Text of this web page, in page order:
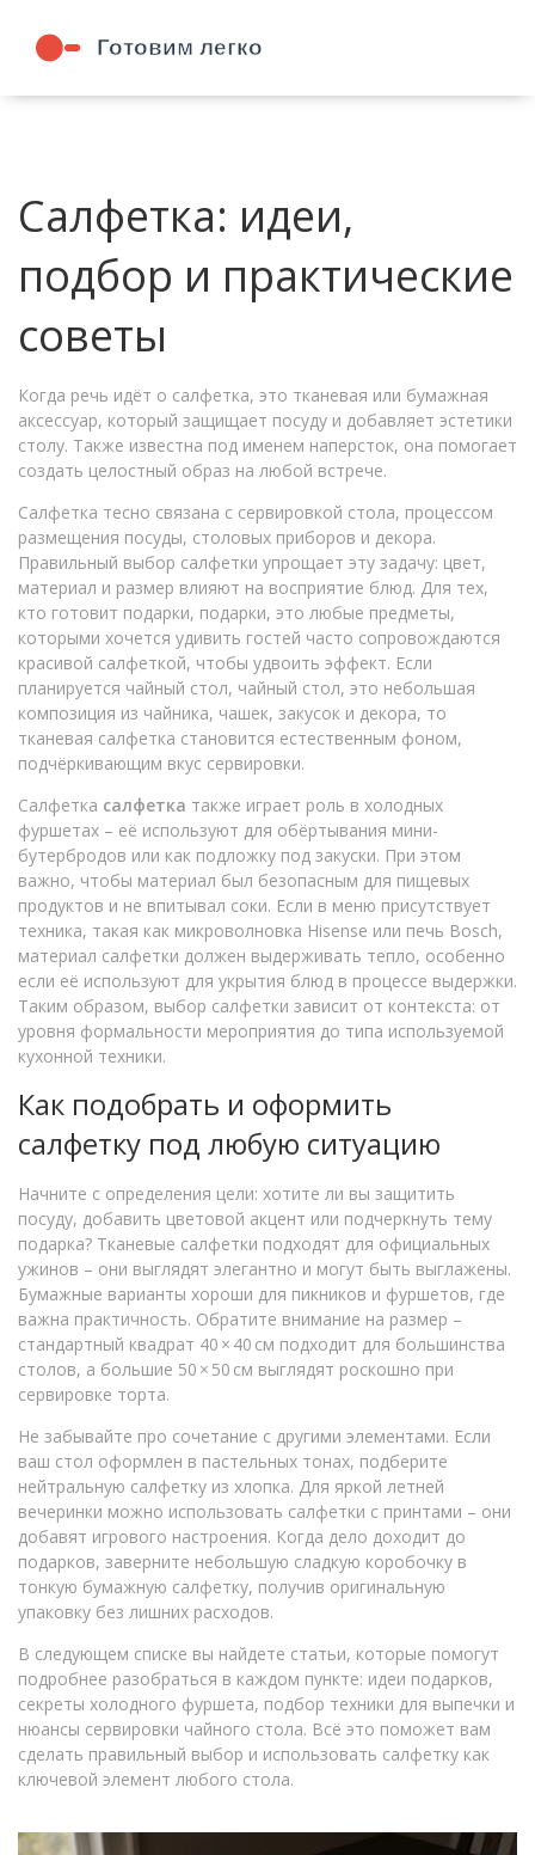
Салфетка: идеи,
подбор и практические
советы
Когда речь идёт о салфетка, это тканевая или бумажная
аксессуар, который защищает посуду и добавляет эстетики
столу. Также известна под именем наперсток, она помогает
создать целостный образ на любой встрече.
Салфетка тесно связана с сервировкой стола, процессом
размещения посуды, столовых приборов и декора.
Правильный выбор салфетки упрощает эту задачу: цвет,
материал и размер влияют на восприятие блюд. Для тех,
кто готовит подарки, подарки, это любые предметы,
которыми хочется удивить гостей часто сопровождаются
красивой салфеткой, чтобы удвоить эффект. Если
планируется чайный стол, чайный стол, это небольшая
композиция из чайника, чашек, закусок и декора, то
тканевая салфетка становится естественным фоном,
подчёркивающим вкус сервировки.
Салфетка салфетка также играет роль в холодных
фуршетах – её используют для обёртывания мини-
бутербродов или как подложку под закуски. При этом
важно, чтобы материал был безопасным для пищевых
продуктов и не впитывал соки. Если в меню присутствует
техника, такая как микроволновка Hisense или печь Bosch,
материал салфетки должен выдерживать тепло, особенно
если её используют для укрытия блюд в процессе выдержки.
Таким образом, выбор салфетки зависит от контекста: от
уровня формальности мероприятия до типа используемой
кухонной техники.
Как подобрать и оформить
салфетку под любую ситуацию
Начните с определения цели: хотите ли вы защитить
посуду, добавить цветовой акцент или подчеркнуть тему
подарка? Тканевые салфетки подходят для официальных
ужинов – они выглядят элегантно и могут быть выглажены.
Бумажные варианты хороши для пикников и фуршетов, где
важна практичность. Обратите внимание на размер –
стандартный квадрат 40 × 40 см подходит для большинства
столов, а большие 50 × 50 см выглядят роскошно при
сервировке торта.
Не забывайте про сочетание с другими элементами. Если
ваш стол оформлен в пастельных тонах, подберите
нейтральную салфетку из хлопка. Для яркой летней
вечеринки можно использовать салфетки с принтами – они
добавят игрового настроения. Когда дело доходит до
подарков, заверните небольшую сладкую коробочку в
тонкую бумажную салфетку, получив оригинальную
упаковку без лишних расходов.
В следующем списке вы найдете статьи, которые помогут
подробнее разобраться в каждом пункте: идеи подарков,
секреты холодного фуршета, подбор техники для выпечки и
нюансы сервировки чайного стола. Всё это поможет вам
сделать правильный выбор и использовать салфетку как
ключевой элемент любого стола.